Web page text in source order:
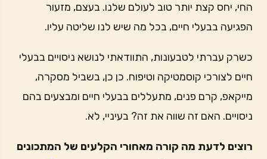
החי, יחס קצת יותר טוב לעולם שלנו. בעצם, מזעור
הפגיעה בבעלי חיים, בכל מה שיש לנו שליטה עליו.
כשרק עברתי לטבעונות, התוודאתי לנושא ניסויים בבעלי
חיים לצורכי קוסמטיקה וטיפוח. כן כן, בשביל מסקרה,
מייקאפ, קרם פנים, מתעללים בבעלי חיים ומבצעים בהם
ניסויים. האם זה שווה את זה? בעיניי, לא.
רוצים לדעת מה קורה מאחורי הקלעים של המתכונים